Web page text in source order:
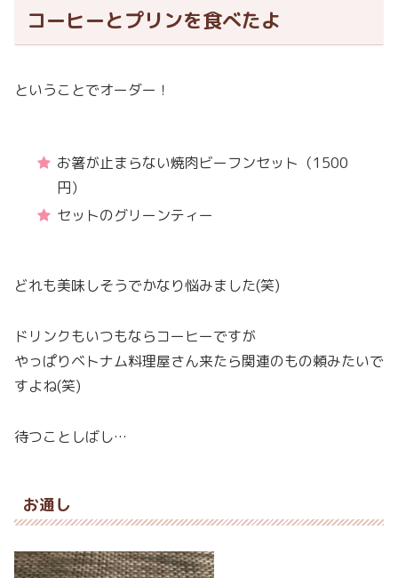
コーヒーとプリンを食べたよ
ということでオーダー！
お箸が止まらない焼肉ビーフンセット（1500
円）
セットのグリーンティー
どれも美味しそうでかなり悩みました(笑)
ドリンクもいつもならコーヒーですが
やっぱりベトナム料理屋さん来たら関連のもの頼みたいで
すよね(笑)
待つことしばし…
お通し